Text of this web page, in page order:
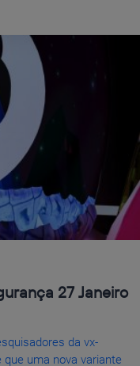
27 Janeiro
da vx-
uma nova variante